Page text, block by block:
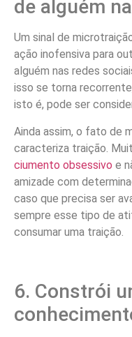
de alguém
Um sinal de
ação inofensiva para
alguém nas redes
isso se torna
isto é, pode ser
Ainda assim, o fato de
caracteriza traição.
ciumento obsessivo e
amizade com
caso que precisa ser
sempre esse tipo de
consumar uma traição.
6. Constrói